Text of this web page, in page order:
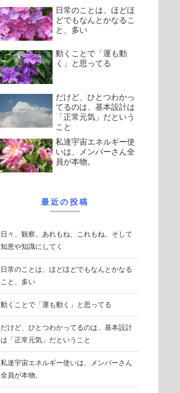
日常のことは、ほどほ
どでもなんとかなるこ
と、多い
動くことで「運も動
く」と思ってる
だけど、ひとつわかっ
てるのは、基本設計は
「正常元気」だという
こと
私達宇宙エネルギー使
いは、メンバーさん全
員が本物。
最近の投稿
日々、観察。あれもね、これもね。そして
知恵や知識にしてく
日常のことは、ほどほどでもなんとかなる
こと、多い
動くことで「運も動く」と思ってる
だけど、ひとつわかってるのは、基本設計
は「正常元気」だということ
私達宇宙エネルギー使いは、メンバーさん
全員が本物。